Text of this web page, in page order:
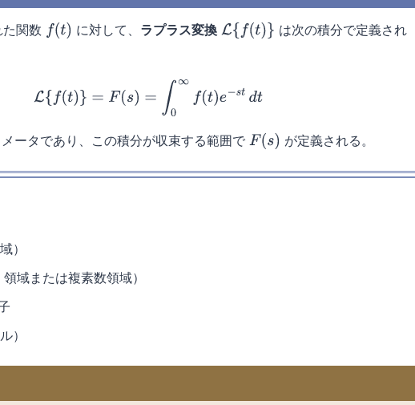
関数 f(t) に対して、 ラプラス変換 L{f(t)}
は次の積分で定義され
L{f =F(s)= ∞f −stdt
ータであり、この積分が収束する範囲で F(s) が定義される。
）
領域または複素数領域）
）